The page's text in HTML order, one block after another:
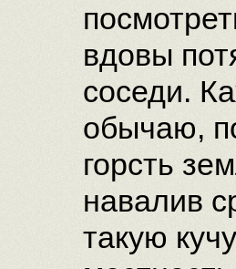
вдовы
соседи.
обычаю,
горсть
навалив
такую